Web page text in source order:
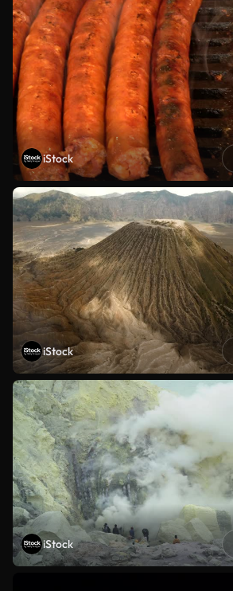
iStock
iStock
iStock